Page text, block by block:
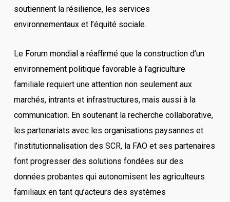
soutiennent la résilience, les services
environnementaux et l’équité sociale.
Le Forum mondial a réaffirmé que la construction d’un
environnement politique favorable à l’agriculture
familiale requiert une attention non seulement aux
marchés, intrants et infrastructures, mais aussi à la
communication. En soutenant la recherche collaborative,
les partenariats avec les organisations paysannes et
l’institutionnalisation des SCR, la FAO et ses partenaires
font progresser des solutions fondées sur des
données probantes qui autonomisent les agriculteurs
familiaux en tant qu’acteurs des systèmes